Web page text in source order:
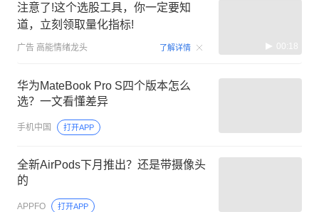
注意了!这个选股工具，你一定要知
道，立刻领取量化指标!
广告 高能情绪龙头 了解详情 00:18
华为MateBook Pro S四个版本怎么
选？一文看懂差异
手机中国 打开APP
全新AirPods下月推出？还是带摄像头
的
APPFO 打开APP